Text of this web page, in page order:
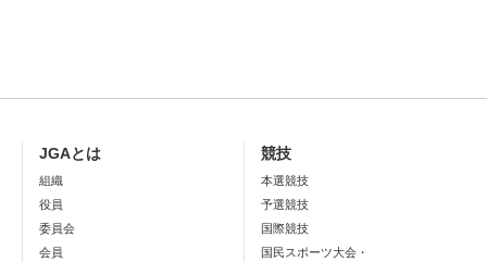
JGAとは
組織
役員
委員会
会員
競技
本選競技
予選競技
国際競技
国民スポーツ大会・